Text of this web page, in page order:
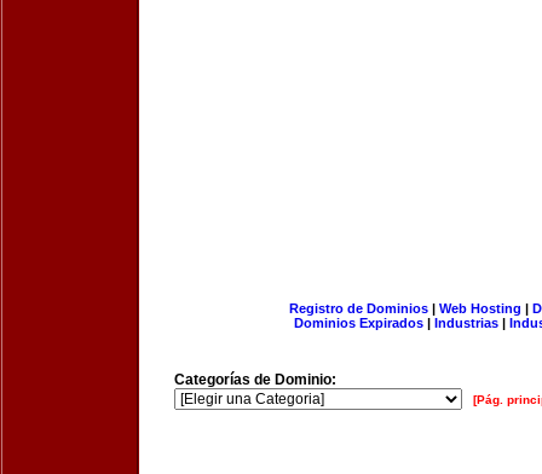
Registro de Dominios| Web Hosting |
Dominios Expirados | Industrias |
Categorías de Dominio:
[Pág.